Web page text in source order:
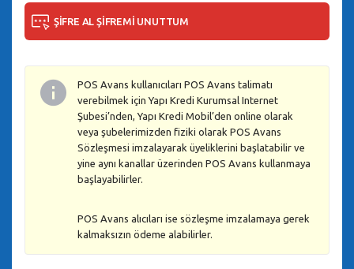
ŞİFRE AL ŞİFREMİ UNUTTUM
POS Avans kullanıcıları POS Avans talimatı
verebilmek için Yapı Kredi Kurumsal Internet
Şubesi’nden, Yapı Kredi Mobil’den online olarak
veya şubelerimizden fiziki olarak POS Avans
Sözleşmesi imzalayarak üyeliklerini başlatabilir ve
yine aynı kanallar üzerinden POS Avans kullanmaya
başlayabilirler.
POS Avans alıcıları ise sözleşme imzalamaya gerek
kalmaksızın ödeme alabilirler.